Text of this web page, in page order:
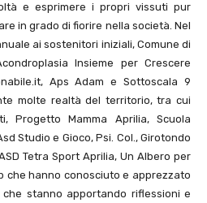
e esprimere i propri vissuti pur
in grado di fiorire nella società. Nel
ai sostenitori iniziali, Comune di
Insieme per Crescere
Aps Adam e Sottoscala 9
molte realtà del territorio, tra cui
Progetto Mamma Aprilia, Scuola
Studio e Gioco, Psi. Col., Girotondo
Tetra Sport Aprilia, Un Albero per
che hanno conosciuto e apprezzato
stanno apportando riflessioni e